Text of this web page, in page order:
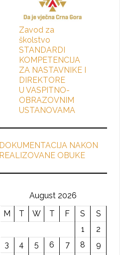
Zavod za
školstvo
STANDARDI
KOMPETENCIJA
ZA NASTAVNIKE I
DIREKTORE
U VASPITNO-
OBRAZOVNIM
USTANOVAMA
DOKUMENTACIJA NAKON
REALIZOVANE OBUKE
August 2026
M
T W T F S
S
1
2
3
4 5 6 7 8
9